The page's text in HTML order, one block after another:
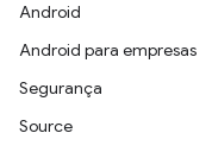
Android
Android para empresas
Segurança
Source